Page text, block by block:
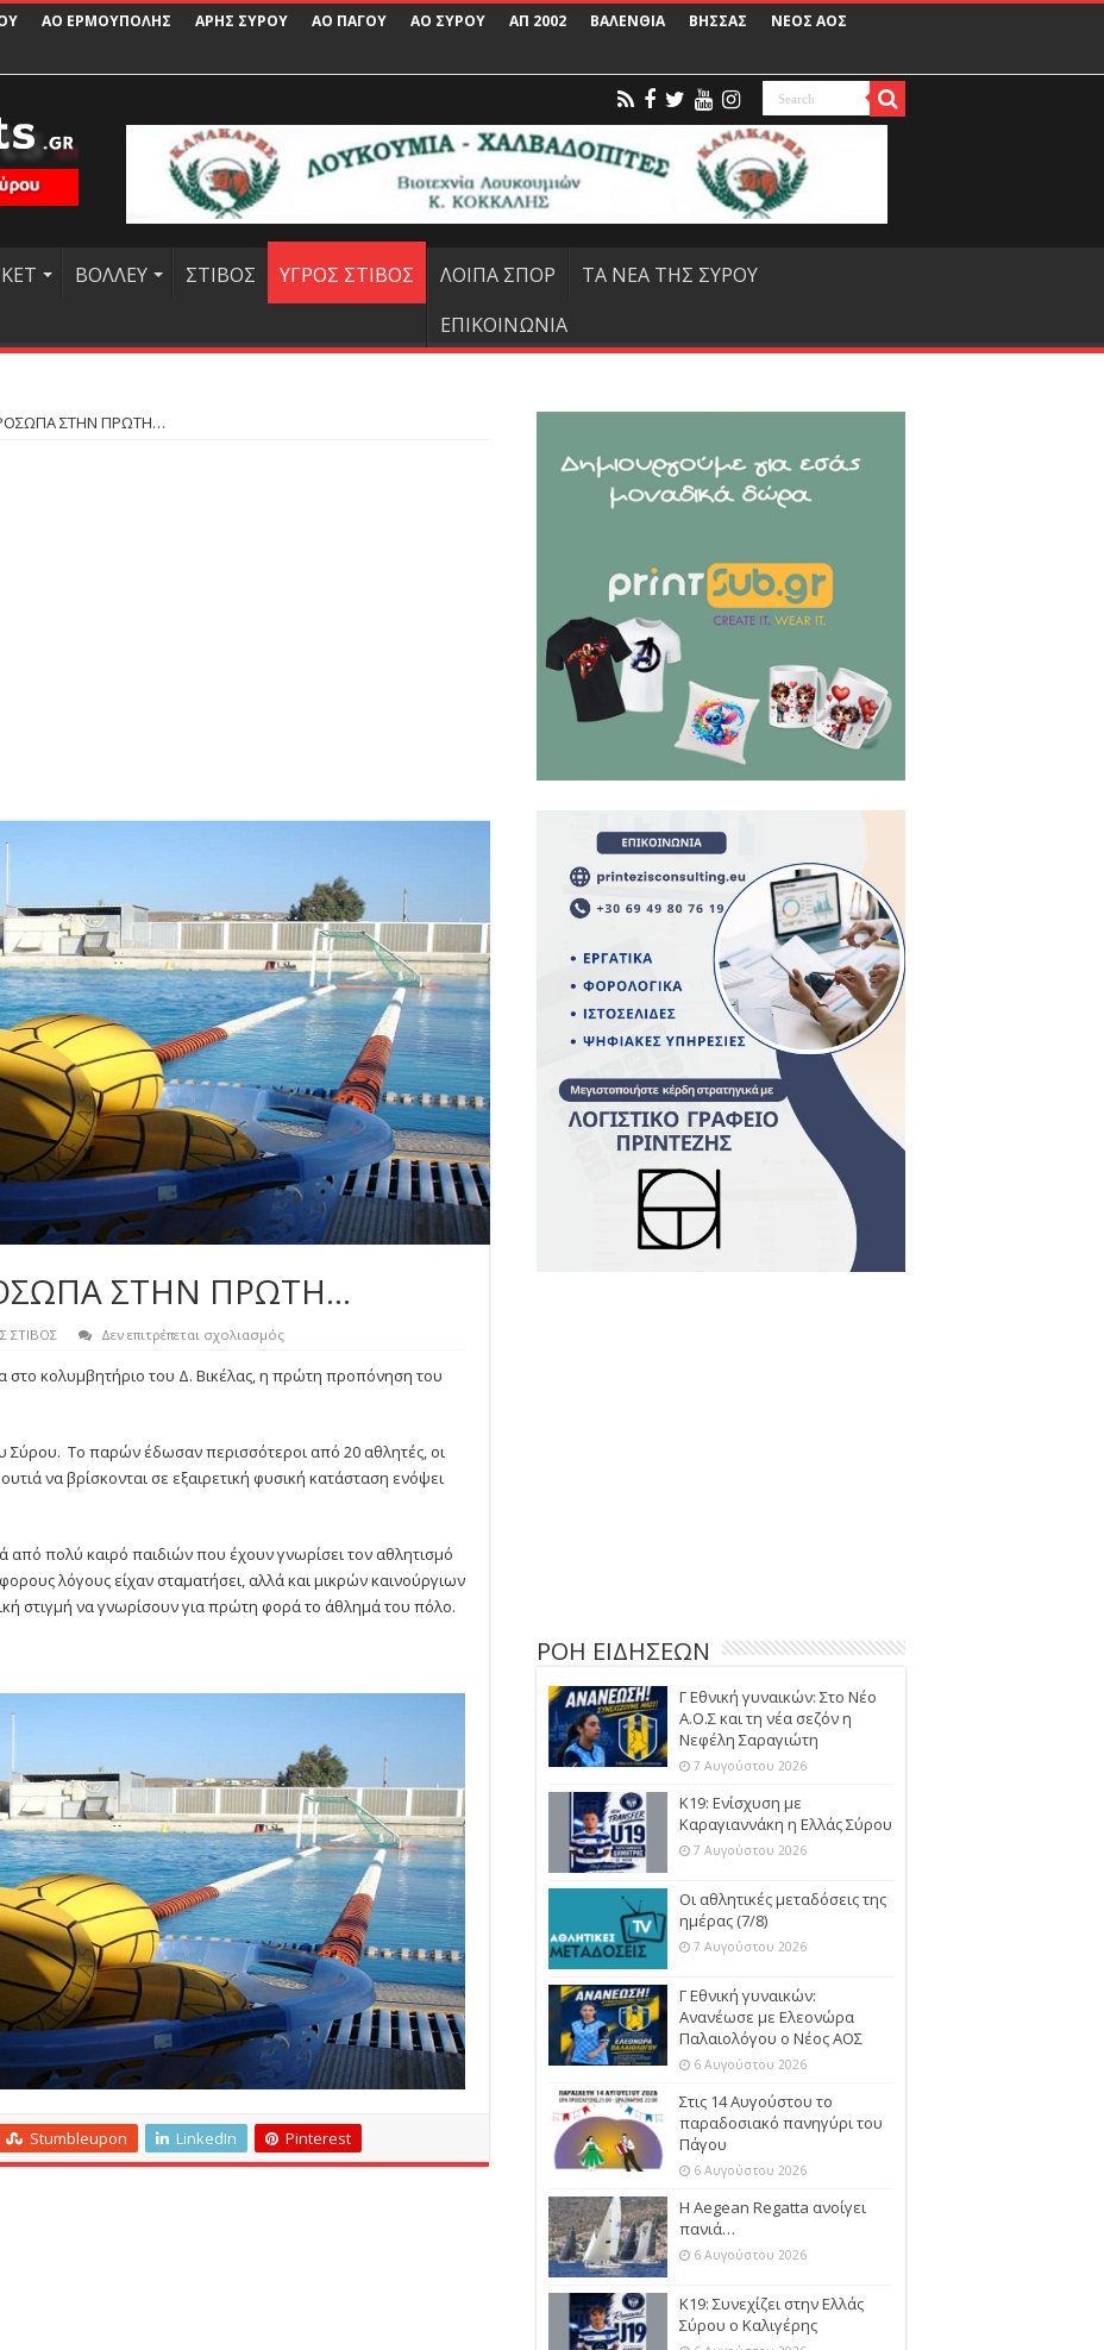
ΑΟ ΕΡΜΟΥΠΟΛΗΣ ΑΡΗΣ ΣΥΡΟΥ ΑΟ ΠΑΓΟΥ ΑΟ ΣΥΡΟΥ ΑΠ 2002 ΒΑΛΕΝΘΙΑ ΒΗΣΣΑΣ
ΝΕΟΣ ΑΟΣ
ΒΟΛΛΕΥ ΣΤΙΒΟΣ ΥΓΡΟΣ ΣΤΙΒΟΣ ΛΟΙΠΑ ΣΠΟΡ
ΤΑ ΝΕΑ ΤΗΣ ΣΥΡΟΥ
ΕΠΙΚΟΙΝΩΝΙΑ
ΣΤΗΝ ΠΡΩΤΗ…
ΣΤΗΝ ΠΡΩΤΗ…
ΣΤΙΒΟΣ Δεν επιτρέπεται σχολιασμόςστο
ΠΡΟΣΩΠΑ
ΣΤΗΝ
κολυμβητήριο του Δ. Βικέλας, η πρώτη προπόνηση του
Σύρου. Το παρών έδωσαν περισσότεροι από 20 αθλητές, οι
να βρίσκονται σε εξαιρετική φυσική κατάσταση ενόψει
από πολύ καιρό παιδιών που έχουν γνωρίσει τον αθλητισμό
λόγους είχαν σταματήσει, αλλά και μικρών καινούργιων
στιγμή να γνωρίσουν για πρώτη φορά το άθλημά του πόλο.
Stumbleupon LinkedIn Pinterest
ΡΟΗ ΕΙΔΗΣΕΩΝ
Γ Εθνική γυναικών: Στο Νέο
Α.Ο.Σ και τη νέα σεζόν η
Νεφέλη Σαραγιώτη
7 Αυγούστου 2026
Κ19: Ενίσχυση με
Καραγιαννάκη η Ελλάς Σύρου
7 Αυγούστου 2026
Οι αθλητικές μεταδόσεις της
ημέρας (7/8)
7 Αυγούστου 2026
Γ Εθνική γυναικών:
Ανανέωσε με Ελεονώρα
Παλαιολόγου ο Νέος ΑΟΣ
6 Αυγούστου 2026
Στις 14 Αυγούστου το
παραδοσιακό πανηγύρι του
Πάγου
6 Αυγούστου 2026
Η Aegean Regatta ανοίγει
πανιά…
6 Αυγούστου 2026
Κ19: Συνεχίζει στην Ελλάς
Σύρου ο Καλιγέρης